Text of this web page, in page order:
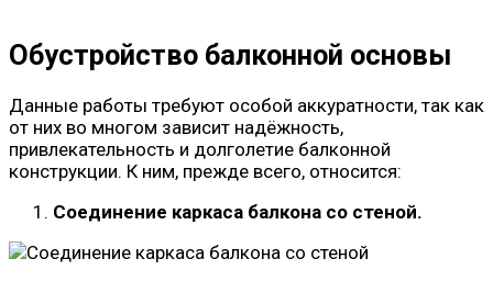
Обустройство балконной основы
Данные работы требуют особой аккуратности, так как
от них во многом зависит надёжность,
привлекательность и долголетие балконной
конструкции. К ним, прежде всего, относится:
Соединение каркаса балкона со стеной.